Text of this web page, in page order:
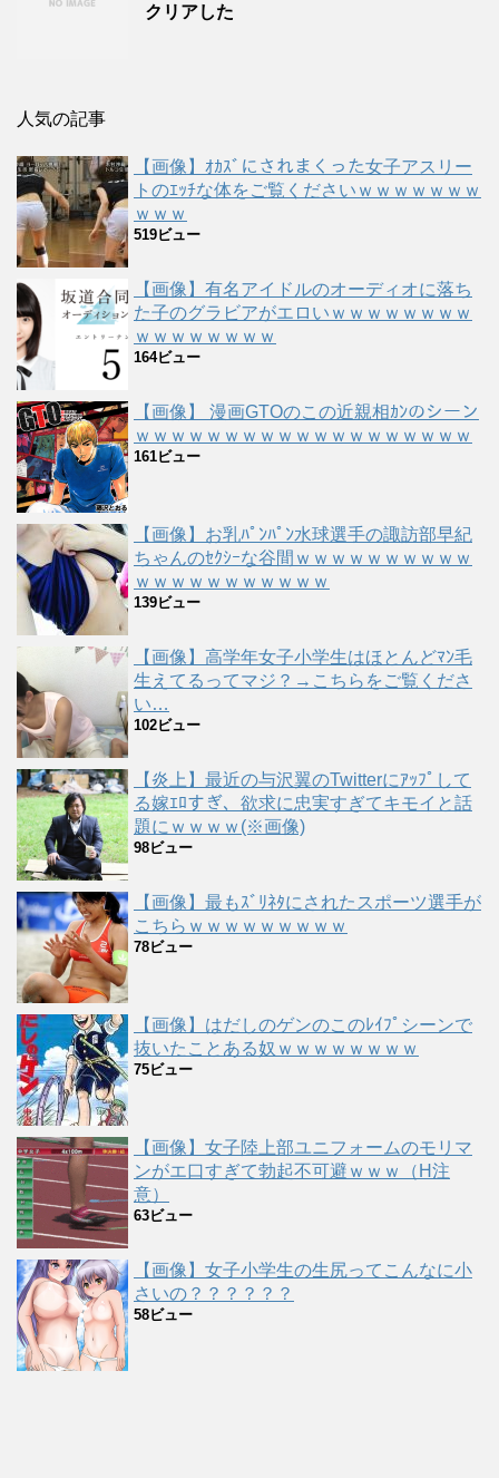
クリアした
人気の記事
【画像】ｵｶｽﾞにされまくった女子アスリー
トのｴｯﾁな体をご覧くださいｗｗｗｗｗｗｗ
ｗｗｗ
519ビュー
【画像】有名アイドルのオーディオに落ち
た子のグラビアがエロいｗｗｗｗｗｗｗｗ
ｗｗｗｗｗｗｗｗ
164ビュー
【画像】 漫画GTOのこの近親相ｶﾝのシーン
ｗｗｗｗｗｗｗｗｗｗｗｗｗｗｗｗｗｗｗ
161ビュー
【画像】お乳ﾊﾟﾝﾊﾟﾝ水球選手の諏訪部早紀
ちゃんのｾｸｼｰな谷間ｗｗｗｗｗｗｗｗｗｗ
ｗｗｗｗｗｗｗｗｗｗｗ
139ビュー
【画像】高学年女子小学生はほとんどﾏﾝ毛
生えてるってマジ？→こちらをご覧くださ
い…
102ビュー
【炎上】最近の与沢翼のTwitterにｱｯﾌﾟして
る嫁ｴﾛすぎ、欲求に忠実すぎてキモイと話
題にｗｗｗｗ(※画像)
98ビュー
【画像】最もｽﾞﾘﾈﾀにされたスポーツ選手が
こちらｗｗｗｗｗｗｗｗｗ
78ビュー
【画像】はだしのゲンのこのﾚｲﾌﾟシーンで
抜いたことある奴ｗｗｗｗｗｗｗｗ
75ビュー
【画像】女子陸上部ユニフォームのモリマ
ンがエ口すぎて勃起不可避ｗｗｗ（H注
意）
63ビュー
【画像】女子小学生の生尻ってこんなに小
さいの？？？？？？
58ビュー